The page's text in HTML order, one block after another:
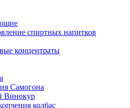
спиртных напитков
концентраты
Самогона
Винокур
колбас